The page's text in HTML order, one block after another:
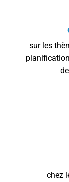
sur les
chez